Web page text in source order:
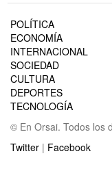
POLÍTICA
ECONOMÍA
INTERNACIONAL
SOCIEDAD
CULTURA
DEPORTES
TECNOLOGÍA
© En Orsai. Todos los
Twitter | Facebook